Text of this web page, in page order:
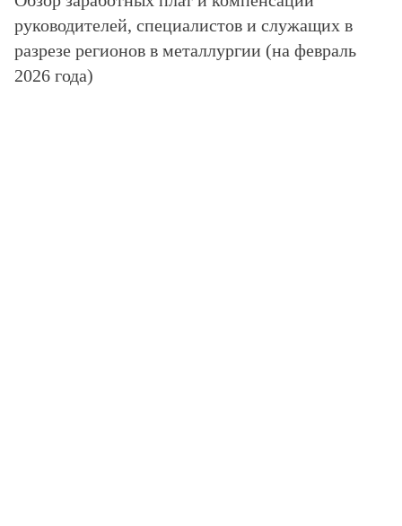
руководителей, специалистов и служащих в
разрезе регионов в металлургии (на февраль
2026 года)